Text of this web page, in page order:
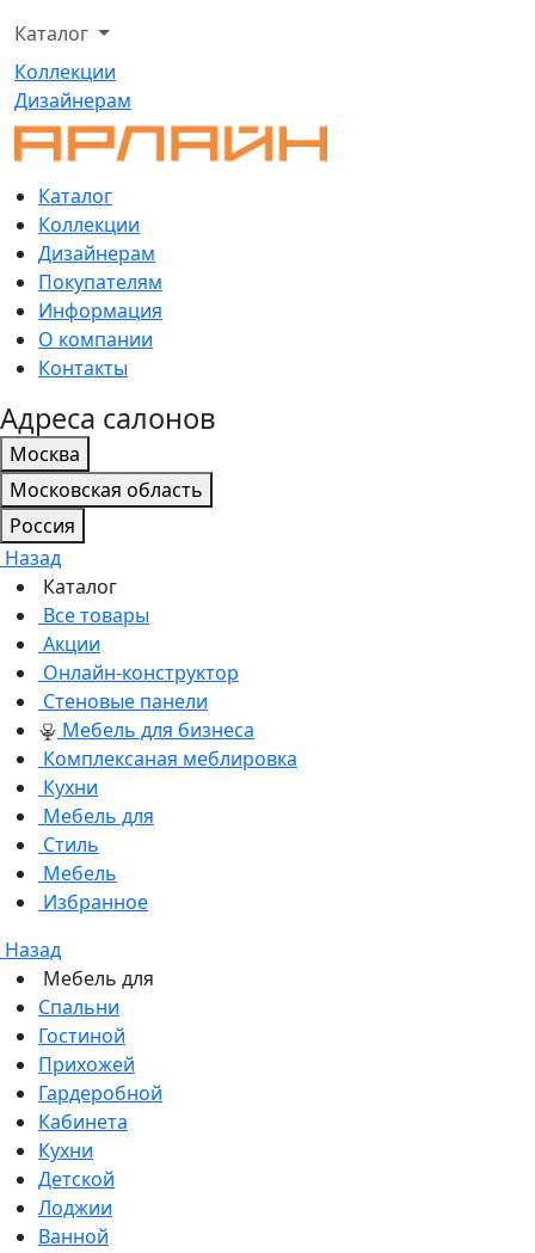
Каталог
Коллекции
Дизайнерам
Каталог
Коллекции
Дизайнерам
Покупателям
Информация
О компании
Контакты
Адреса салонов
Москва
Московская область
Россия
Назад
Каталог
Все товары
Акции
Онлайн-конструктор
Стеновые панели
Мебель для бизнеса
Комплексаная меблировка
Кухни
Мебель для
Стиль
Мебель
Избранное
Назад
Мебель для
Спальни
Гостиной
Прихожей
Гардеробной
Кабинета
Кухни
Детской
Лоджии
Ванной